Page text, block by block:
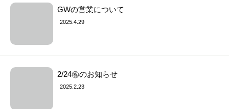
GWの営業について
2025.4.29
2/24㊗︎のお知らせ
2025.2.23